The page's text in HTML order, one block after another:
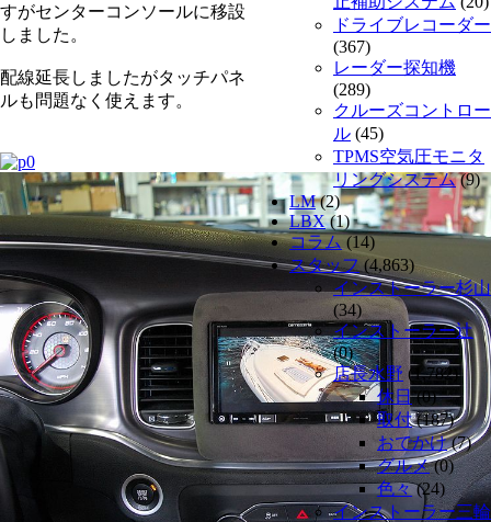
すがセンターコンソールに移設
しました。
配線延長しましたがタッチパネ
ルも問題なく使えます。
ドライブレコーダー
(367)
レーダー探知機
(289)
クルーズコントロー
ル (45)
TPMS空気圧モニタ
リングシステム(9)
LM(2)
LBX(1)
コラム (14)
スタッフ (4,863)
インストーラー杉山
(34)
インストーラー辻
(0)
店長水野 (1,782)
休日(0)
取付(187)
おでかけ(7)
グルメ(0)
色々(24)
インストーラー三輪